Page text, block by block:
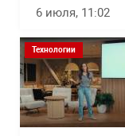
6 июля, 11:02
Технологии